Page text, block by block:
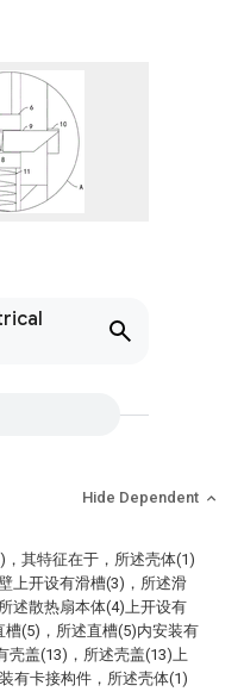
Hide Dependent
其特征在于，所述壳体(1)
上开设有滑槽(3)，所述滑
述散热扇本体(4)上开设有
(5)，所述直槽(5)内安装有
壳盖(13)，所述壳盖(13)上
有卡接构件，所述壳体(1)